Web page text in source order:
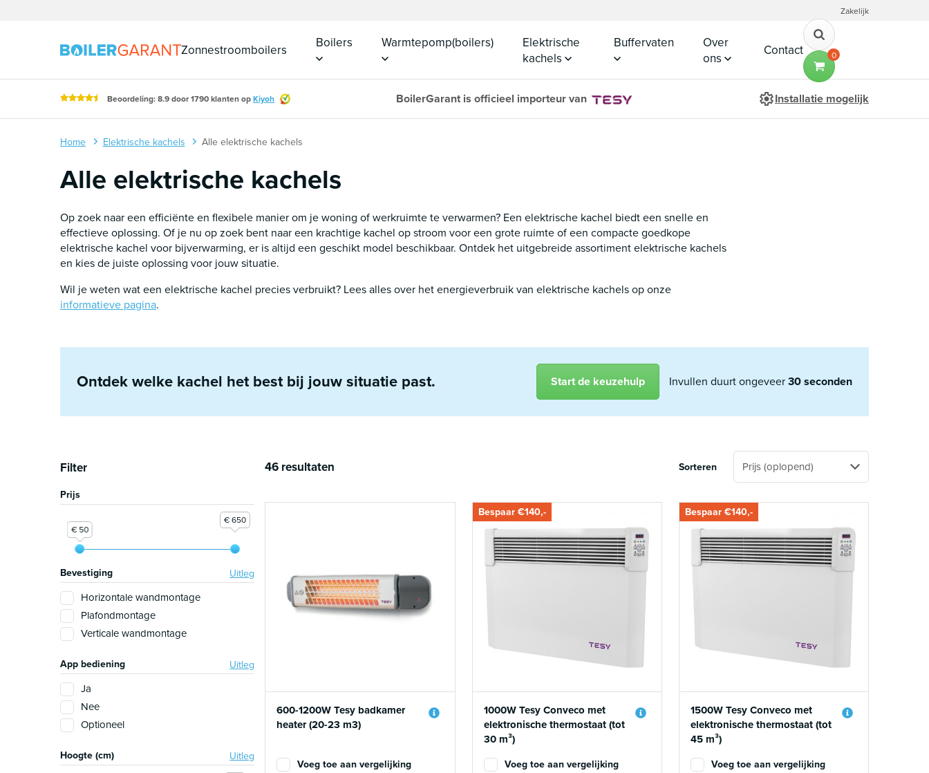
Zakelijk
Zonnestroomboilers Boilers Warmtepomp(boilers)
Elektrische
kachels
Buffervaten
Over
ons
Contact 0
Beoordeling: 8.9 door 1790 klanten opKiyoh BoilerGarant is officieel importeur van Installatie mogelijk
Home Elektrische kachels Alle elektrische kachels
Alle elektrische kachels
Op zoek naar een efficiënte en flexibele manier om je woning of werkruimte te verwarmen? Een elektrische kachel biedt een snelle en
effectieve oplossing. Of je nu op zoek bent naar een krachtige kachel op stroom voor een grote ruimte of een compacte goedkope
elektrische kachel voor bijverwarming, er is altijd een geschikt model beschikbaar. Ontdek het uitgebreide assortiment elektrische kachels
en kies de juiste oplossing voor jouw situatie.
Wil je weten wat een elektrische kachel precies verbruikt? Lees alles over het energieverbruik van elektrische kachels op onze
informatieve pagina.
Ontdek welke kachel het best bij jouw situatie past. Start de keuzehulp Invullen duurt ongeveer30 seconden
Filter
Prijs
€ 50
€ 650
Bevestiging Uitleg
Horizontale wandmontage
Plafondmontage
Verticale wandmontage
App bediening Uitleg
Ja
Nee
Optioneel
Hoogte (cm) Uitleg
46 resultaten Sorteren
600-1200W Tesy badkamer
heater (20-23 m3)
Voeg toe aan vergelijking
Bespaar €140,-
1000W Tesy Conveco met
elektronische thermostaat (tot
30 m³)
Voeg toe aan vergelijking
Bespaar €140,-
1500W Tesy Conveco met
elektronische thermostaat (tot
45 m³)
Voeg toe aan vergelijking